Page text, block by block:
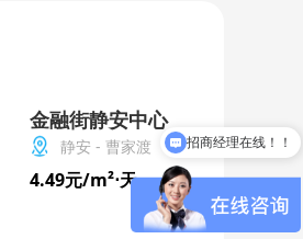
金融街静安中心
静安 - 曹家渡
4.49元/m²⋅天
招商经理在线！！
贵司需要租多大面积的办公室!